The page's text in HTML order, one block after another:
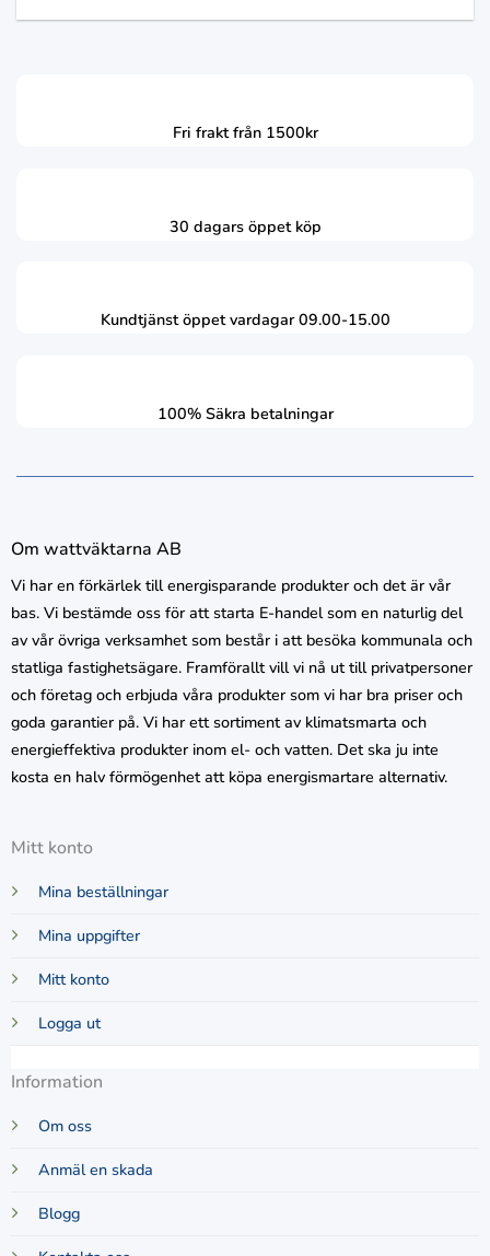
Fri frakt från 1500kr
30 dagars öppet köp
Kundtjänst öppet vardagar 09.00-15.00
100% Säkra betalningar
Om wattväktarna AB
Vi har en förkärlek till energisparande produkter och det är vår
bas. Vi bestämde oss för att starta E-handel som en naturlig del
av vår övriga verksamhet som består i att besöka kommunala och
statliga fastighetsägare. Framförallt vill vi nå ut till privatpersoner
och företag och erbjuda våra produkter som vi har bra priser och
goda garantier på. Vi har ett sortiment av klimatsmarta och
energieffektiva produkter inom el- och vatten. Det ska ju inte
kosta en halv förmögenhet att köpa energismartare alternativ.
Mitt konto
Mina beställningar
Mina uppgifter
Mitt konto
Logga ut
Information
Om oss
Anmäl en skada
Blogg